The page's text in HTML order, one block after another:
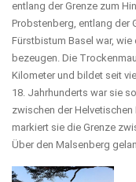
entlang der Grenze zum
Probstenberg, entlang der
Fürstbistum Basel war,
bezeugen. Die
Kilometer und bildet seit
18. Jahrhunderts war sie
zwischen der
markiert sie die Grenze
Über den Malsenberg